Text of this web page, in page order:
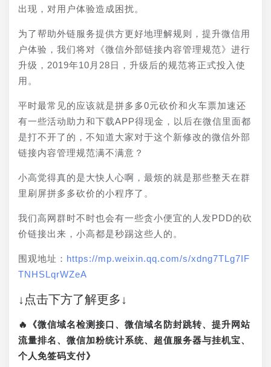
出现，对用户体验造成困扰。
为了帮助外链服务提供方更好地理解规则，提升微信用
户体验，我们将对《微信外部链接内容管理规范》进行
升级，2019年10月28日，升级后的规范将正式投入使
用。
平时最常见的应该就是拼多多0元砍价和火车票加速还
有一些活动助力和下载APP得现金，以后在微信里面都
是打不开了的，不知道大家对于这个新修改的微信外部
链接内容管理规范满不满意？
小高觉得真的是大快人心啊，最烦的就是那些整天在群
里刷屏拼多多砍价的小程序了。
我们高网群时不时也会有一些贪小便宜的人发PDD的砍
价链接出来，小高都是秒踢这些人的。
围观地址： https://mp.weixin.qq.com/s/xdng7TLg7IF
TNHSLqrWZeA
↓点击下方了解更多↓
🔥《微信域名检测接口、微信域名防封跳转、提升网站
流量排名、微信加粉统计系统、超值服务器与挂机宝、
个人免签码支付》